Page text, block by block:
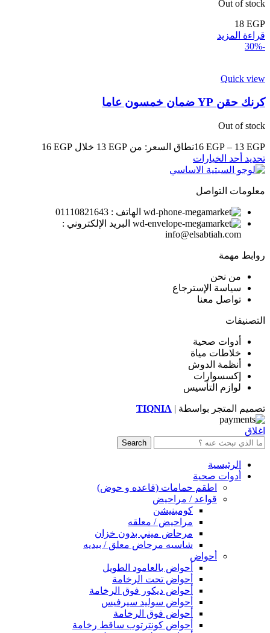
Out of stock
18 EGP
قراءة المزيد
-30%
Quick view
كرنك حقن YP ضمان خمسون عاما
Out of stock
13 EGP
–
16 EGP
نطاق السعر: من ⁦13 EGP⁩ خلال ⁦16 EGP⁩
تحديد أحد الخيارات
معلومات التواصل
الهاتف : 01110821643
البريد الإلكتروني :
info@elsabtiah.com
روابط مهمة
من نحن
سياسة الإسترجاع
تواصل معنا
التصنيفات
أدوات صحية
خلاطات مياة
أنظمة الدوش
إكسسوارات
لوازم التأسيس
تصميم المتجر بواسطة | TIQNIA
اغلاق
Search
الرئيسية
أدوات صحية
اطقم حمامات (قاعده و حوض)
قواعد / مراحيض
كومبنيشن
مراحيض / معلقه
مرحاض ميني بدون خزان
شاسيه مرحاض معلق / بيديه
أحواض
أحواض بالعامود الطويل
أحواض تحت الرخامة
أحواض ديكور فوق الرخامة
أحواض سوليد سيرفيس
أحواض فوق الرخامة
أحواض كونترتوب ساقط رخامة